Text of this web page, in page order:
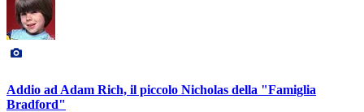
Addio ad Adam Rich, il piccolo Nicholas della "Famiglia
Bradford"